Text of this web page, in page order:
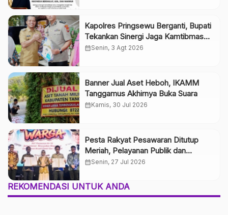
Kapolres Pringsewu Berganti, Bupati
Tekankan Sinergi Jaga Kamtibmas
dan Pelayanan Publik
calendar_monthSenin, 3 Agt 2026
Banner Jual Aset Heboh, IKAMM
Tanggamus Akhirnya Buka Suara
calendar_monthKamis, 30 Jul 2026
Pesta Rakyat Pesawaran Ditutup
Meriah, Pelayanan Publik dan
Pengamanan Maksimal Sukseskan
calendar_monthSenin, 27 Jul 2026
REKOMENDASI UNTUK ANDA